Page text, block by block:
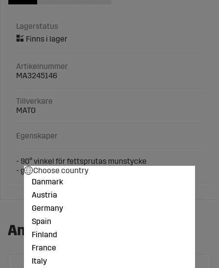
Lagerstatus
Artikelnummer
MA3245146
Tillverkare
MATO
Egenskaper
- 90° vinkel för fettsprutas munstycke
- gänga R1/8"
Andra köpte även:
Choose country
Danmark
Austria
Germany
Spain
Finland
France
Italy